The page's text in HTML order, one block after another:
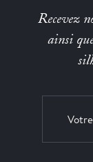
Recevez
ainsi